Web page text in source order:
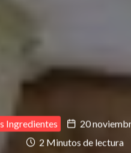
Ingredientes
20
2 Minutos de lectura